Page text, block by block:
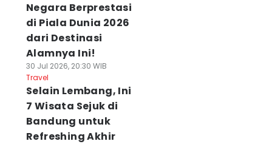
Negara Berprestasi
di Piala Dunia 2026
dari Destinasi
Alamnya Ini!
30 Jul 2026, 20:30 WIB
Travel
Selain Lembang, Ini
7 Wisata Sejuk di
Bandung untuk
Refreshing Akhir